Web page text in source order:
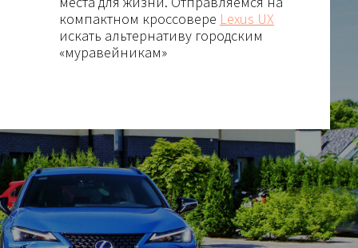
компактном кроссовере Lexus UX
искать альтернативу городским
«муравейникам»